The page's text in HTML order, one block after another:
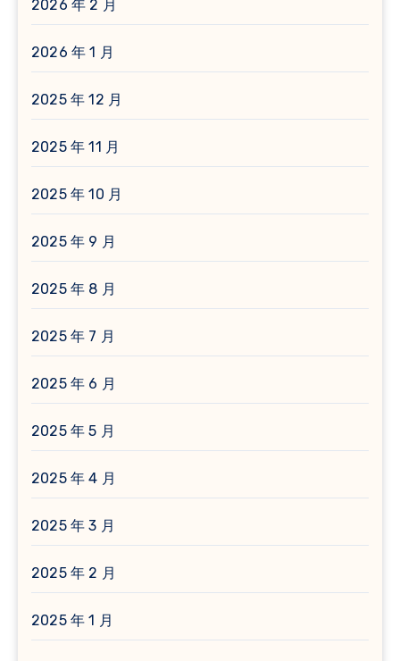
2026 年 2 月
2026 年 1 月
2025 年 12 月
2025 年 11 月
2025 年 10 月
2025 年 9 月
2025 年 8 月
2025 年 7 月
2025 年 6 月
2025 年 5 月
2025 年 4 月
2025 年 3 月
2025 年 2 月
2025 年 1 月